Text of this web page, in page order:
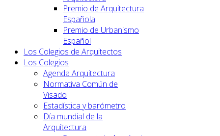
Premio de Arquitectura
Española
Premio de Urbanismo
Español
Los Colegios de Arquitectos
Los Colegios
Agenda Arquitectura
Normativa Común de
Visado
Estadística y barómetro
Día mundial de la
Arquitectura